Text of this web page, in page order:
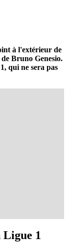
à l'extérieur de
Bruno Genesio.
qui ne sera pas
Ligue 1